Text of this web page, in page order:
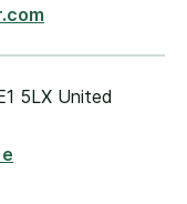
5LX United